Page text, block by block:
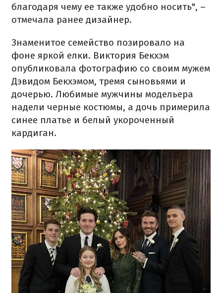
благодаря чему ее также удобно носить", –
отмечала ранее дизайнер.
Знаменитое семейство позировало на
фоне яркой елки. Виктория Бекхэм
опубликовала фотографию со своим мужем
Дэвидом Бекхэмом, тремя сыновьями и
дочерью. Любимые мужчины модельера
надели черные костюмы, а дочь примерила
синее платье и белый укороченный
кардиган.